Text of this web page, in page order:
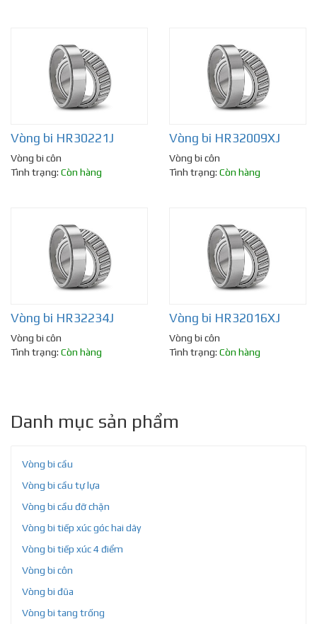
Vòng bi HR30221J
Vòng bi côn
Tình trạng: Còn hàng
Vòng bi HR32009XJ
Vòng bi côn
Tình trạng: Còn hàng
Vòng bi HR32234J
Vòng bi côn
Tình trạng: Còn hàng
Vòng bi HR32016XJ
Vòng bi côn
Tình trạng: Còn hàng
Danh mục sản phẩm
Vòng bi cầu
Vòng bi cầu tự lựa
Vòng bi cầu đỡ chặn
Vòng bi tiếp xúc góc hai dãy
Vòng bi tiếp xúc 4 điểm
Vòng bi côn
Vòng bi đũa
Vòng bi tang trống